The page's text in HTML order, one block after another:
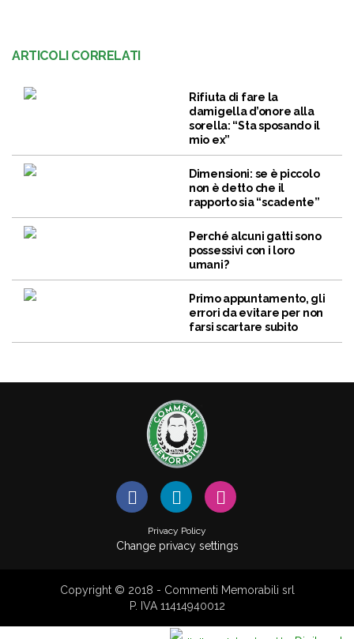
ARTICOLI CORRELATI
Rifiuta di fare la
damigella d’onore alla
sorella: “Sta sposando il
mio ex”
Dimensioni: se è piccolo
non è detto che il
rapporto sia “scadente”
Perché alcuni gatti sono
possessivi con i loro
umani?
Primo appuntamento, gli
errori da evitare per non
farsi scartare subito
Privacy Policy
Change privacy settings
Copyright © 2018 - Commenti Memorabili srl
P. IVA 11414940012